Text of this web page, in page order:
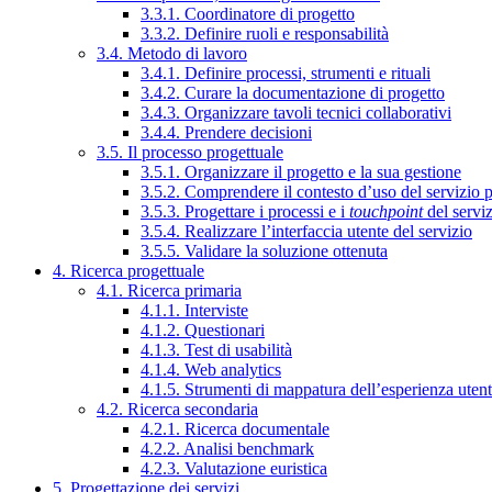
3.3.1. Coordinatore di progetto
3.3.2. Definire ruoli e responsabilità
3.4. Metodo di lavoro
3.4.1. Definire processi, strumenti e rituali
3.4.2. Curare la documentazione di progetto
3.4.3. Organizzare tavoli tecnici collaborativi
3.4.4. Prendere decisioni
3.5. Il processo progettuale
3.5.1. Organizzare il progetto e la sua gestione
3.5.2. Comprendere il contesto d’uso del servizio
3.5.3. Progettare i processi e i touchpointdel
3.5.4. Realizzare l’interfaccia utente del servizio
3.5.5. Validare la soluzione ottenuta
4. Ricerca progettuale
4.1. Ricerca primaria
4.1.1. Interviste
4.1.2. Questionari
4.1.3. Test di usabilità
4.1.4. Web analytics
4.1.5. Strumenti di mappatura dell’esperienza
4.2. Ricerca secondaria
4.2.1. Ricerca documentale
4.2.2. Analisi benchmark
4.2.3. Valutazione euristica
5. Progettazione dei servizi